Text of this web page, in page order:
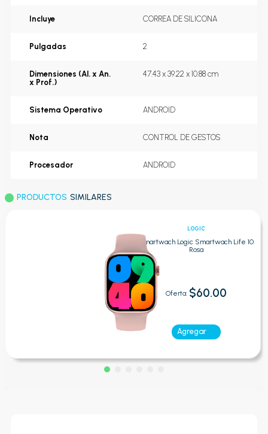
Incluye CORREA DE SILICONA
Pulgadas 2
Dimensiones (Al. x An.
x Prof.)
47.43 x 39.22 x 10.88 cm
Sistema Operativo ANDROID
Nota CONTROL DE GESTOS
Procesador ANDROID
PRODUCTOS SIMILARES
LOGIC
Smartwach Logic Smartwach Life 10
Rosa
Oferta: $60.00
Agregar